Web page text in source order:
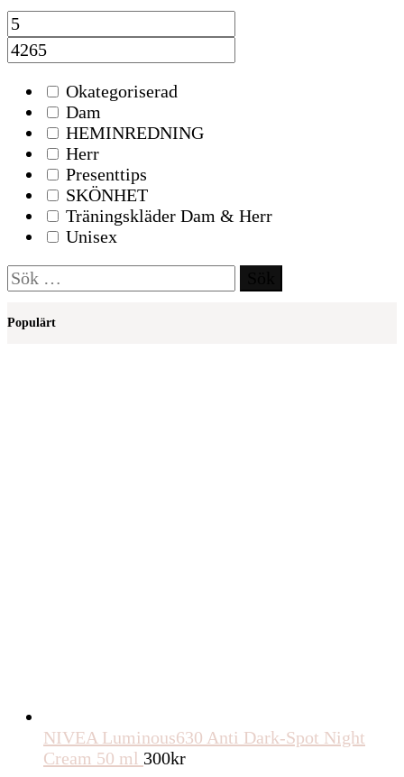
Okategoriserad
Dam
HEMINREDNING
Herr
Presenttips
SKÖNHET
Träningskläder Dam & Herr
Unisex
Sök
efter:
Populärt
NIVEA Luminous630 Anti Dark-Spot Night
Cream 50 ml 300kr